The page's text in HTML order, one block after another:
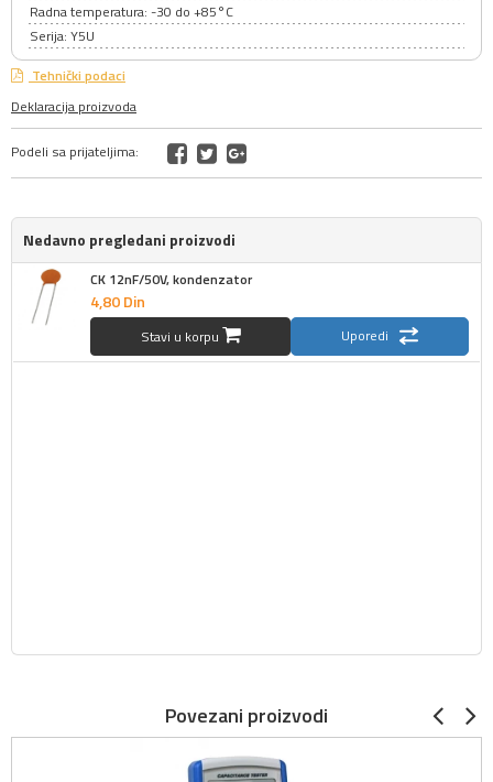
Radna temperatura: -30 do +85°C
Serija: Y5U
Tehnički podaci
Deklaracija proizvoda
Podeli sa prijateljima:
Nedavno pregledani proizvodi
CK 12nF/50V, kondenzator
4,80Din
Stavi u korpu Uporedi
Povezani proizvodi